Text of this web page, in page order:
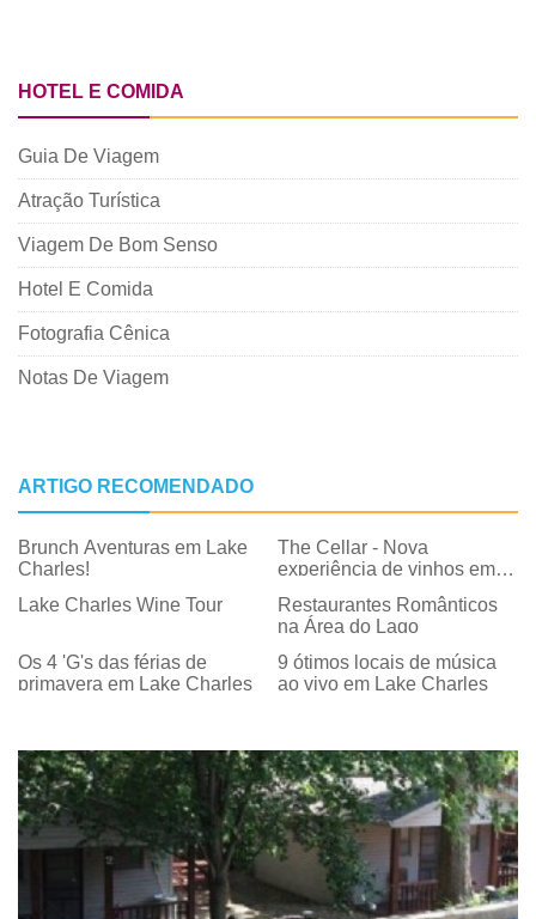
HOTEL E COMIDA
Guia De Viagem
Atração Turística
Viagem De Bom Senso
Hotel E Comida
Fotografia Cênica
Notas De Viagem
ARTIGO RECOMENDADO
Brunch Aventuras em Lake
Charles!
The Cellar - Nova
experiência de vinhos em
Lake Charles Wine Tour
Restaurantes Românticos
na Área do Lago
Os 4 'G's das férias de
primavera em Lake Charles
9 ótimos locais de música
ao vivo em Lake Charles